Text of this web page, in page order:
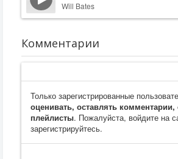
Will Bates
Комментарии
Только зарегистрированные
оценивать, оставлять комментарии,
плейлисты. Пожалуйста, войдите на
зарегистрируйтесь.